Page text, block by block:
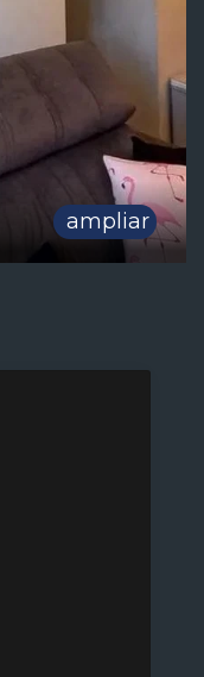
ampliar